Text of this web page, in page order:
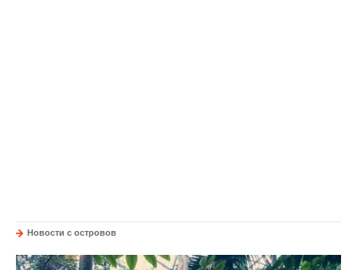
Новости с островов